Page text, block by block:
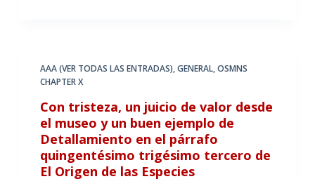
AAA (VER TODAS LAS ENTRADAS),GENERAL,OSMNS
CHAPTER X
Con tristeza, un juicio de valor desde
el museo y un buen ejemplo de
Detallamiento en el párrafo
quingentésimo trigésimo tercero de
El Origen de las Especies